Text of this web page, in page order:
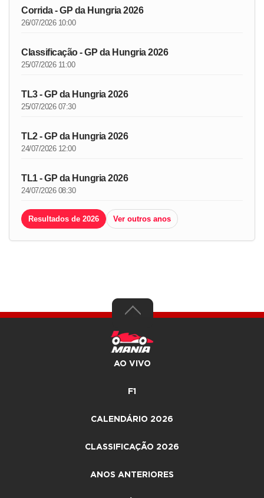
Corrida - GP da Hungria 2026
26/07/2026 10:00
Classificação - GP da Hungria 2026
25/07/2026 11:00
TL3 - GP da Hungria 2026
25/07/2026 07:30
TL2 - GP da Hungria 2026
24/07/2026 12:00
TL1 - GP da Hungria 2026
24/07/2026 08:30
Resultados de 2026 Ver outros anos
AO VIVO
F1
CALENDÁRIO 2026
CLASSIFICAÇÃO 2026
ANOS ANTERIORES